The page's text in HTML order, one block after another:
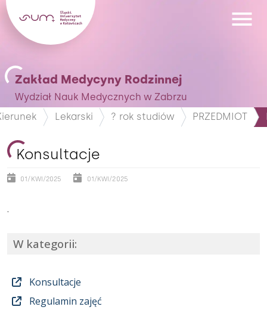
Zakład Medycyny Rodzinnej
Wydział Nauk Medycznych w Zabrzu
Lekarski ? rok studiów PRZEDMIOT
Konsultacje
01/KWI/2025 01/KWI/2025
.
W kategorii:
Konsultacje
Regulamin zajęć